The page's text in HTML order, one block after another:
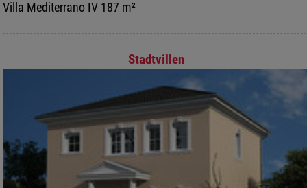
Villa Mediterrano IV 187 m²
Stadtvillen